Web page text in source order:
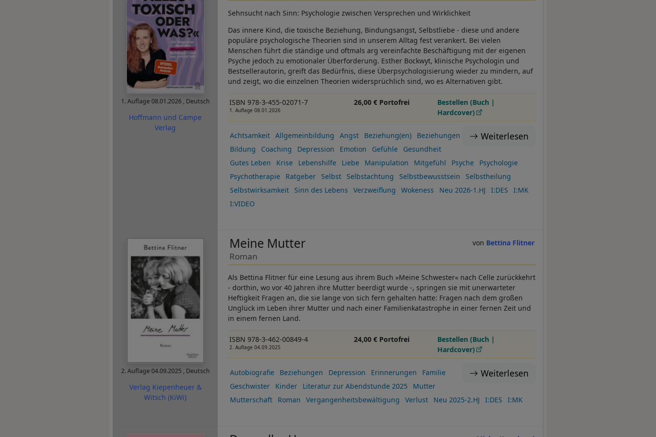
1. Auflage08.01.2026 , Deutsch
Hoffmann und Campe
Verlag
Sehnsucht nach Sinn: Psychologie zwischen Versprechen und Wirklichkeit
Das innere Kind, die toxische Beziehung, Bindungsangst, Selbstliebe - diese und andere
populäre psychologische Theorien sind in unserem Alltag fest verankert. Bei vielen
Menschen führt die ständige und oftmals arg vereinfachte Beschäftigung mit der eigenen
Psyche jedoch zu emotionaler Überforderung. Esther Bockwyt, klinische Psychologin und
Bestsellerautorin, greift das Bedürfnis, diese Überpsychologisierung wieder zu mindern, auf
und zeigt, wo die einzelnen Theorien widersprüchlich sind, wo es Alternativen gibt.
ISBN 978-3-455-02071-7
1. Auflage 08.01.2026
26,00 € Portofrei
Bestellen (Buch |
Hardcover)
Weiterlesen
Achtsamkeit Allgemeinbildung Angst Beziehung(en)
Beziehungen
Bildung
Coaching Depression Emotion Gefühle
Gesundheit
Gutes Leben
Krise Lebenshilfe Liebe Manipulation Mitgefühl Psyche
Psychologie
Psychotherapie
Ratgeber Selbst Selbstachtung Selbstbewusstsein
Selbstheilung
Selbstwirksamkeit
Sinn des Lebens Verzweiflung Wokeness Neu 2026-1.HJ I:DES
I:MK
I:VIDEO
2. Auflage04.09.2025 , Deutsch
Verlag Kiepenheuer &
Witsch (KiWi)
Bettina Flitner
Meine Mutter
Roman
Als Bettina Flitner für eine Lesung aus ihrem Buch »Meine Schwester« nach Celle zurückkehrt
- dorthin, wo vor 40 Jahren ihre Mutter beerdigt wurde -, springen sie mit unerwarteter
Heftigkeit Fragen an, die sie lange von sich fern gehalten hatte: Fragen nach dem großen
Unglück im Leben ihrer Mutter und nach einer Familienkatastrophe in einer fernen Zeit und
in einem fernen Land.
ISBN 978-3-462-00849-4
2. Auflage 04.09.2025
24,00 € Portofrei
Bestellen (Buch |
Hardcover)
Weiterlesen
Autobiografie Beziehungen Depression Erinnerungen
Familie
Geschwister
Kinder Literatur zur Abendstunde 2025
Mutter
Mutterschaft
Roman Vergangenheitsbewältigung Verlust Neu 2025-2.HJ I:DES I:MK